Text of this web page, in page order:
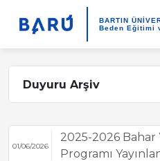
BARTIN
Beden Eğitimi
Duyuru Arşiv
01/06/2026
2025-2026 Bahar
Programı